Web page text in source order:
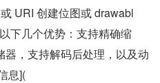
URI 创建位图或 drawabl
下几个优势：支持精确缩
，支持解码后处理，以及动
息](